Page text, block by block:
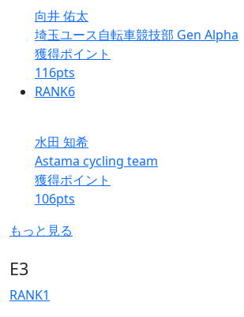
向井 佑太
埼玉ユース自転車競技部 Gen Alpha
獲得ポイント
116pts
RANK6
水田 知希
Astama cycling team
獲得ポイント
106pts
もっと見る
E3
RANK1